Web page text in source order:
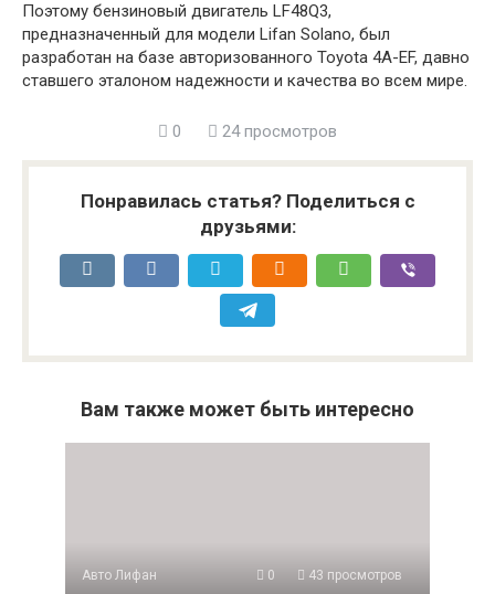
Поэтому бензиновый двигатель LF48Q3,
предназначенный для модели Lifan Solano, был
разработан на базе авторизованного Toyota 4A-EF, давно
ставшего эталоном надежности и качества во всем мире.
0 24 просмотров
Понравилась статья? Поделиться с
друзьями:
Вам также может быть интересно
Авто Лифан 0 43 просмотров